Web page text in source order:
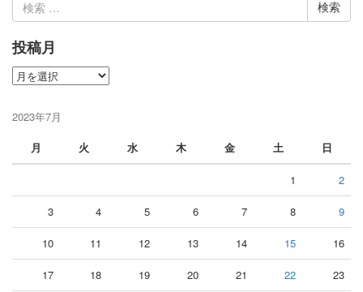
索:
投稿月
投
月
2023年7月
月
火 水 木 金 土 日
1 2
3 4 5 6 7 8 9
10 11 12 13 14 15 16
17 18 19 20 21 22 23